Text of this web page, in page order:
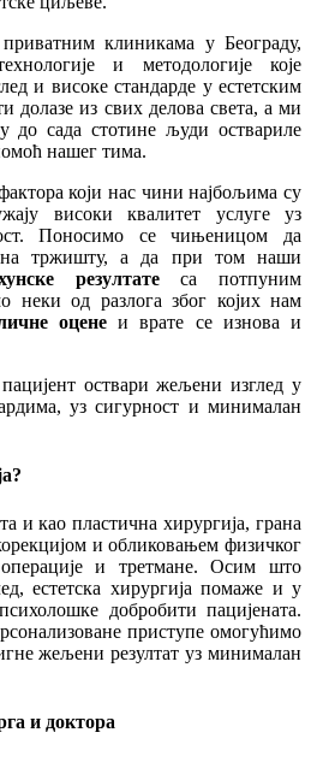
клиникама у Београду,
и методологије које
и високе стандарде у естетским
долазе из свих делова света, а ми
сада стотине људи оствариле
нашег тима.
који нас чини најбољима су
високи квалитет услуге уз
Поносимо се чињеницом да
на тржишту, а да при том наши
резултатеса потпуним
неки од разлога због којих нам
оценеи врате се изнова и
оствари жељени изглед у
уз сигурност и минималан
и као пластична хирургија, грана
и обликовањем физичког
операције и третмане. Осим што
естетска хирургија помаже и у
добробити пацијената.
приступе омогућимо
жељени резултат уз минималан
и доктора